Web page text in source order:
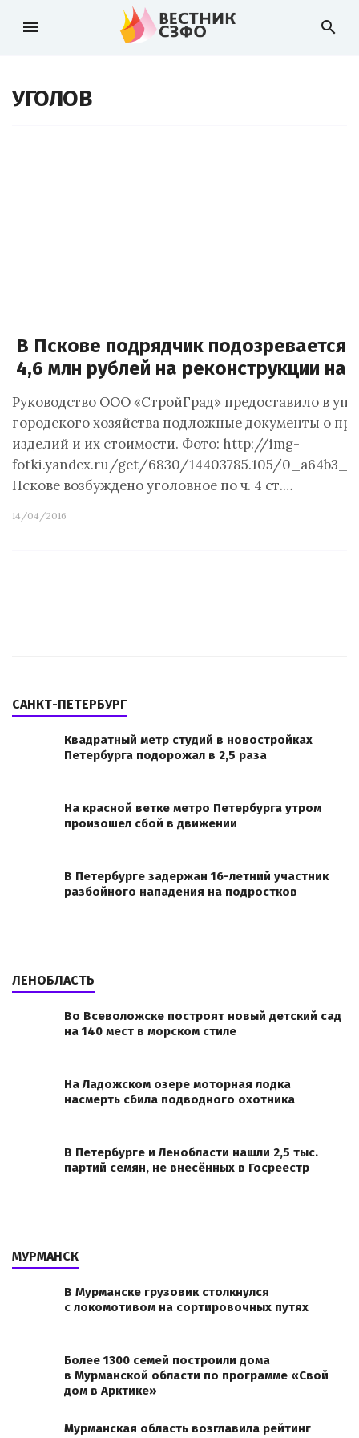
menu search
УГОЛОВ
В Пскове подрядчик подозревается
4,6 млн рублей на реконструкции
Руководство ООО «СтройГрад» предоставило в
городского хозяйства подложные документы о
изделий и их стоимости. Фото: http://img-
fotki.yandex.ru/get/6830/14403785.105/
Пскове возбуждено уголовное по ч. 4 ст.…
14/04/2016
САНКТ-ПЕТЕРБУРГ
Квадратный метр студий в новостройках
Петербурга подорожал в 2,5 раза
На красной ветке метро Петербурга утром
произошел сбой в движении
В Петербурге задержан 16-летний участник
разбойного нападения на подростков
ЛЕНОБЛАСТЬ
Во Всеволожске построят новый детский сад
на 140 мест в морском стиле
На Ладожском озере моторная лодка
насмерть сбила подводного охотника
В Петербурге и Ленобласти нашли 2,5 тыс.
партий семян, не внесённых в Госреестр
МУРМАНСК
В Мурманске грузовик столкнулся
с локомотивом на сортировочных путях
Более 1300 семей построили дома
в Мурманской области по программе «Свой
дом в Арктике»
Мурманская область возглавила рейтинг